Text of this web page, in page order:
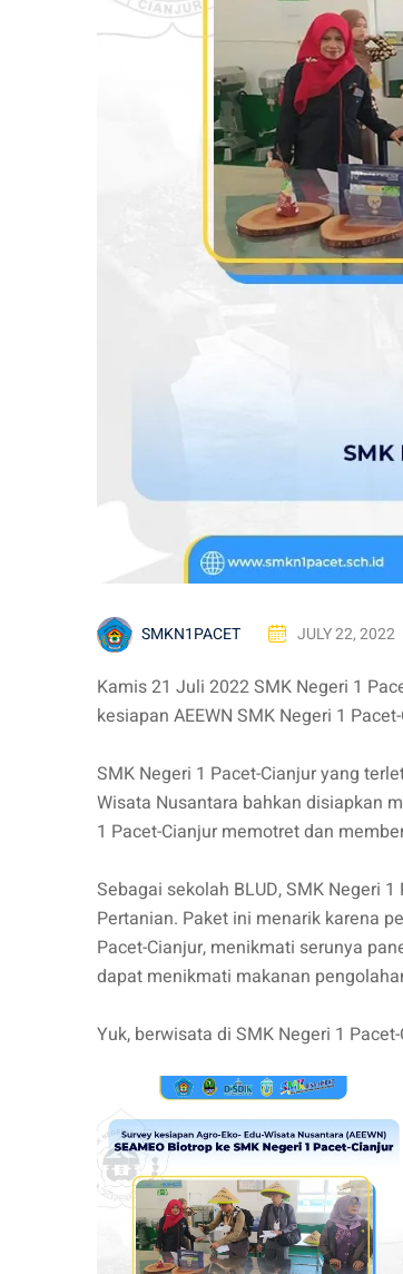
SMKN1PACET JULY 22, 2022
Kamis 21 Juli 2022 SMK Negeri 1
kesiapan AEEWN SMK Negeri 1
SMK Negeri 1 Pacet-Cianjur yang
Wisata Nusantara bahkan disiapkan
1 Pacet-Cianjur memotret dan
Sebagai sekolah BLUD, SMK Negeri
Pertanian. Paket ini menarik karena
Pacet-Cianjur, menikmati serunya
dapat menikmati makanan
Yuk, berwisata di SMK Negeri 1